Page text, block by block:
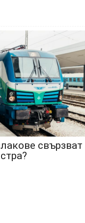
свързват